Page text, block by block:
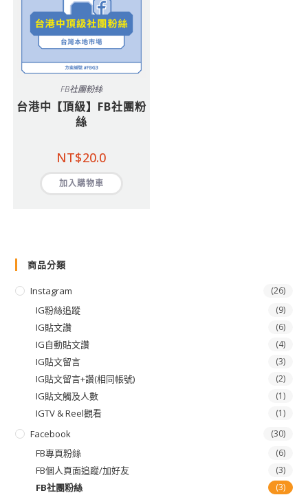
FB社團粉絲
台港中【頂級】FB社團粉
絲
NT$20.0
加入購物車
商品分類
Instagram (26)
IG粉絲追蹤 (9)
IG貼文讚 (6)
IG自動貼文讚 (4)
IG貼文留言 (3)
IG貼文留言+讚(相同帳號) (2)
IG貼文觸及人數 (1)
IGTV & Reel觀看 (1)
Facebook (30)
FB專頁粉絲 (6)
FB個人頁面追蹤/加好友 (3)
FB社團粉絲 (3)